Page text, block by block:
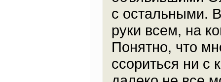
с остальными.
руки всем, на
Понятно, что
ссориться ни с